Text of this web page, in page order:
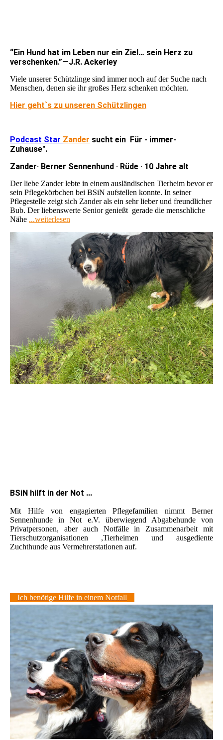
“Ein Hund hat im Leben nur ein Ziel… sein Herz zu
verschenken.”―J.R. Ackerley
Viele unserer Schützlinge sind immer noch auf der Suche nach
Menschen, denen sie ihr großes Herz schenken möchten.
Hier geht`s zu unseren Schützlingen
Podcast Star Zander sucht ein Für - immer-
Zuhause".
Zander· Berner Sennenhund · Rüde · 10 Jahre alt
Der liebe Zander lebte in einem ausländischen Tierheim bevor er
sein Pflegekörbchen bei BSiN aufstellen konnte. In seiner
Pflegestelle zeigt sich Zander als ein sehr lieber und freundlicher
Bub. Der liebenswerte Senior genießt gerade die menschliche
Nähe ...weiterlesen
BSiN hilft in der Not ...
Mit Hilfe von engagierten Pflegefamilien nimmt Berner
Sennenhunde in Not e.V. überwiegend Abgabehunde von
Privatpersonen, aber auch Notfälle in Zusammenarbeit mit
Tierschutzorganisationen ,Tierheimen und ausgediente
Zuchthunde aus Vermehrerstationen auf.
Ich benötige Hilfe in einem Notfall